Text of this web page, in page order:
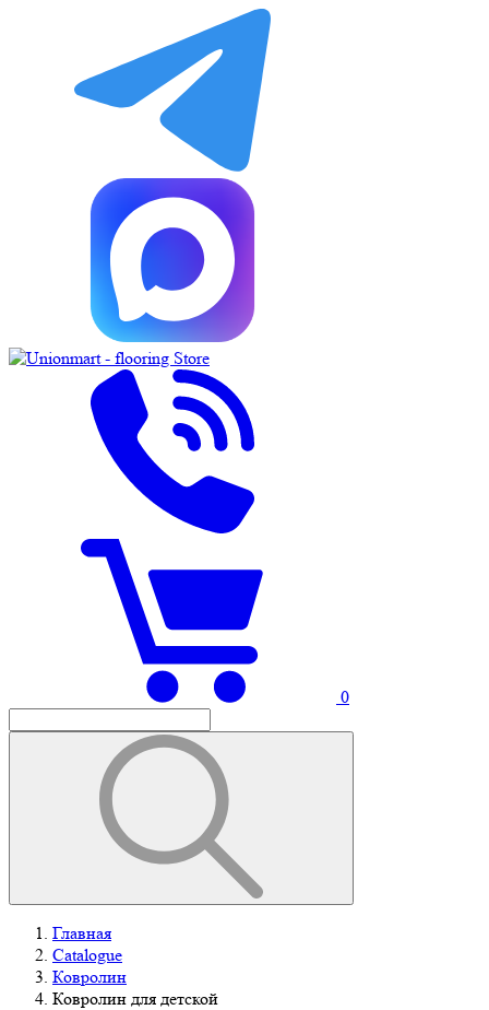
0
Главная
Catalogue
Ковролин
Ковролин для детской